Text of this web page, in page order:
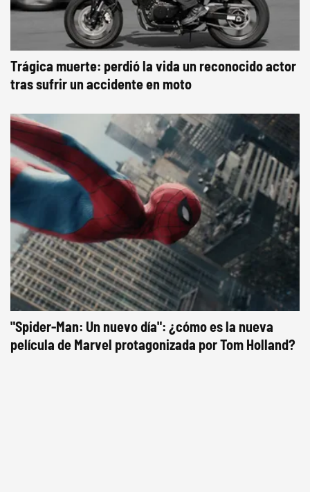
Trágica muerte: perdió la vida un reconocido actor
tras sufrir un accidente en moto
"Spider-Man: Un nuevo día": ¿cómo es la nueva
película de Marvel protagonizada por Tom Holland?